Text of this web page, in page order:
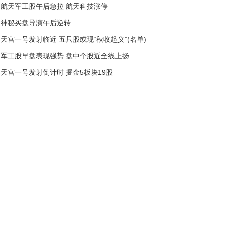
航天军工股午后急拉 航天科技涨停
神秘买盘导演午后逆转
天宫一号发射临近 五只股或现“秋收起义”(名单)
军工股早盘表现强势 盘中个股近全线上扬
天宫一号发射倒计时 掘金5板块19股